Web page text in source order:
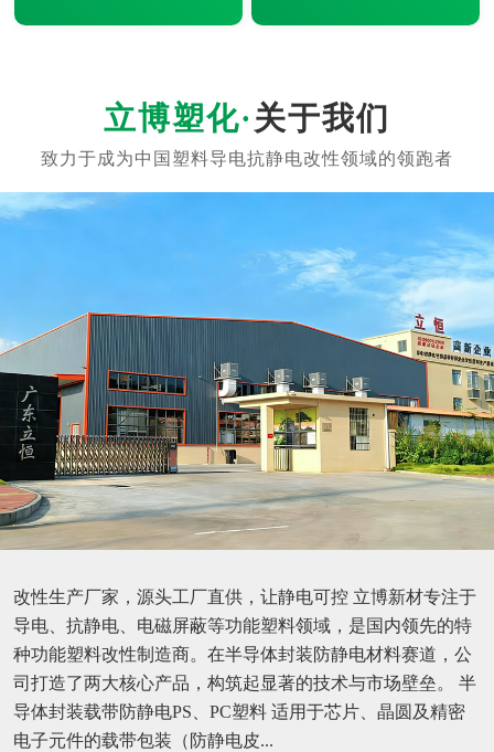
关于我们
改性生产厂家，源头工厂直供，让静电可控 立博新材专注于
导电、抗静电、电磁屏蔽等功能塑料领域，是国内领先的特
种功能塑料改性制造商。在半导体封装防静电材料赛道，公
司打造了两大核心产品，构筑起显著的技术与市场壁垒。 半
导体封装载带防静电PS、PC塑料 适用于芯片、晶圆及精密
电子元件的载带包装（防静电皮...